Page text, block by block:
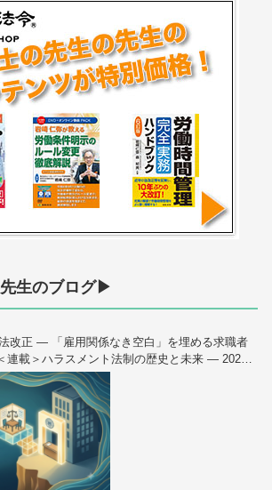
生のブログ▶
改正 — 「雇用関係なき空白」を埋める求職者
連載＞ハラスメント法制の歴史と未来 — 2026
く（全6回）